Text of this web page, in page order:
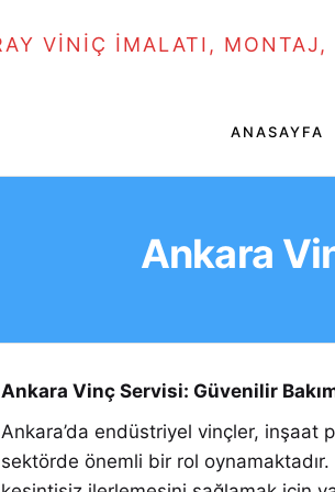
ANASAYFA
Ankara
Ankara Vinç Servisi: Güvenilir
Ankara’da endüstriyel vinçler,
sektörde önemli bir rol oynamaktadır.